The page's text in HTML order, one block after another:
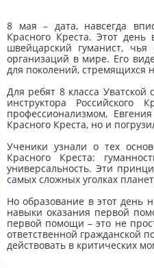
8 мая – дата, навсегда
Красного Креста. Этот
швейцарский гуманист,
организаций в мире. Его
для поколений,
Для ребят 8 класса
инструктора
профессионализмом,
Красного Креста, но и
Ученики узнали о тех
Красного Креста:
универсальность. Эти
самых сложных уголках
Но образование в этот день
навыки оказания первой
первой помощи – это не
ответственной гражданской
действовать в критических